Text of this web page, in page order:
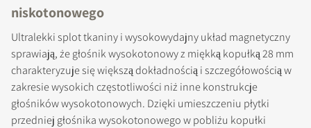
niskotonowego
Ultralekki splot tkaniny i wysokowydajny układ magnetyczny
sprawiają, że głośnik wysokotonowy z miękką kopułką 28 mm
charakteryzuje się większą dokładnością i szczegółowością w
zakresie wysokich częstotliwości niż inne konstrukcje
głośników wysokotonowych. Dzięki umieszczeniu płytki
przedniej głośnika wysokotonowego w pobliżu kopułki